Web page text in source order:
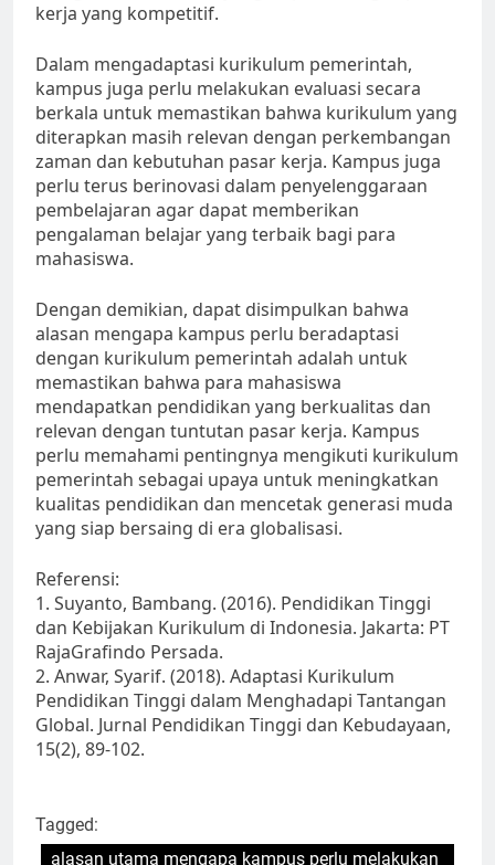
kerja yang kompetitif.
Dalam mengadaptasi kurikulum pemerintah,
kampus juga perlu melakukan evaluasi secara
berkala untuk memastikan bahwa kurikulum yang
diterapkan masih relevan dengan perkembangan
zaman dan kebutuhan pasar kerja. Kampus juga
perlu terus berinovasi dalam penyelenggaraan
pembelajaran agar dapat memberikan
pengalaman belajar yang terbaik bagi para
mahasiswa.
Dengan demikian, dapat disimpulkan bahwa
alasan mengapa kampus perlu beradaptasi
dengan kurikulum pemerintah adalah untuk
memastikan bahwa para mahasiswa
mendapatkan pendidikan yang berkualitas dan
relevan dengan tuntutan pasar kerja. Kampus
perlu memahami pentingnya mengikuti kurikulum
pemerintah sebagai upaya untuk meningkatkan
kualitas pendidikan dan mencetak generasi muda
yang siap bersaing di era globalisasi.
Referensi:
1. Suyanto, Bambang. (2016). Pendidikan Tinggi
dan Kebijakan Kurikulum di Indonesia. Jakarta: PT
RajaGrafindo Persada.
2. Anwar, Syarif. (2018). Adaptasi Kurikulum
Pendidikan Tinggi dalam Menghadapi Tantangan
Global. Jurnal Pendidikan Tinggi dan Kebudayaan,
15(2), 89-102.
Tagged:
alasan utama mengapa kampus perlu melakukan